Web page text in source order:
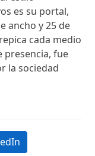
es su portal,
ancho y 25 de
cada medio
presencia, fue
la sociedad